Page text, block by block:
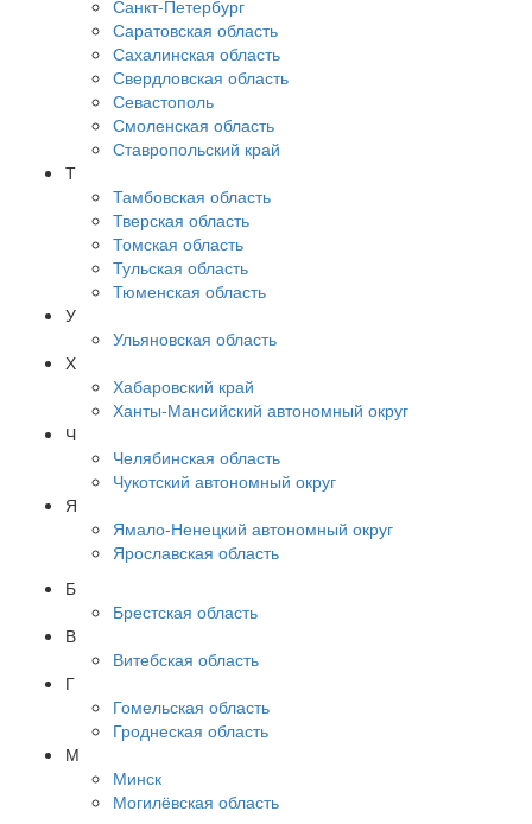
Санкт-Петербург
Саратовская область
Сахалинская область
Свердловская область
Севастополь
Смоленская область
Ставропольский край
Т
Тамбовская область
Тверская область
Томская область
Тульская область
Тюменская область
У
Ульяновская область
Х
Хабаровский край
Ханты-Мансийский автономный округ
Ч
Челябинская область
Чукотский автономный округ
Я
Ямало-Ненецкий автономный округ
Ярославская область
Б
Брестская область
В
Витебская область
Г
Гомельская область
Гроднеская область
М
Минск
Могилёвская область